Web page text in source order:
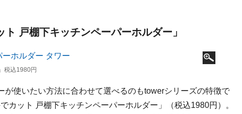
戸棚下キッチンペーパーホルダー」
税込1980円
が使いたい方法に合わせて選べるのもtowerシリーズの特徴で
カット 戸棚下キッチンペーパーホルダー」（税込1980円）。